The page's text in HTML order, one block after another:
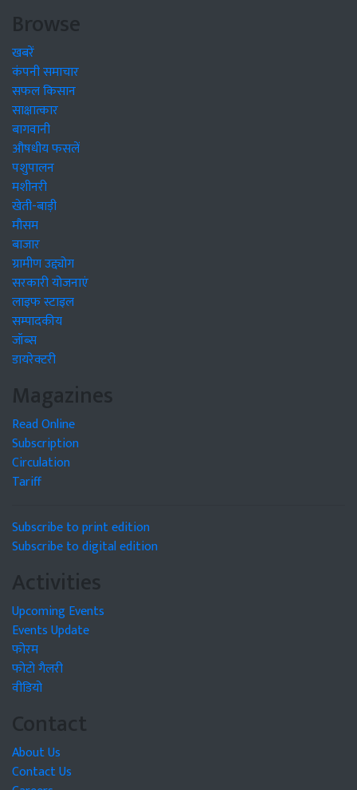
Browse
खबरें
कंपनी समाचार
सफल किसान
साक्षात्कार
बागवानी
औषधीय फसलें
पशुपालन
मशीनरी
खेती-बाड़ी
मौसम
बाजार
ग्रामीण उद्द्योग
सरकारी योजनाएं
लाइफ स्टाइल
सम्पादकीय
जॉब्स
डायरेक्टरी
Magazines
Read Online
Subscription
Circulation
Tariff
Subscribe to print edition
Subscribe to digital edition
Activities
Upcoming Events
Events Update
फोरम
फोटो गैलरी
वीडियो
Contact
About Us
Contact Us